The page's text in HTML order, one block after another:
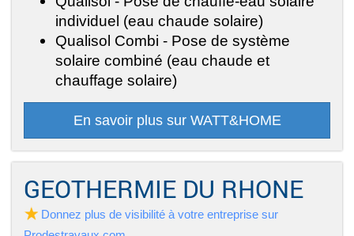
individuel (eau chaude solaire)
Qualisol Combi - Pose de système
solaire combiné (eau chaude et
chauffage solaire)
En savoir plus sur WATT&HOME
GEOTHERMIE DU RHONE
Donnez plus de visibilité à votre entreprise sur